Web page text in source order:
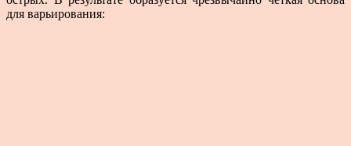
для варьирования: